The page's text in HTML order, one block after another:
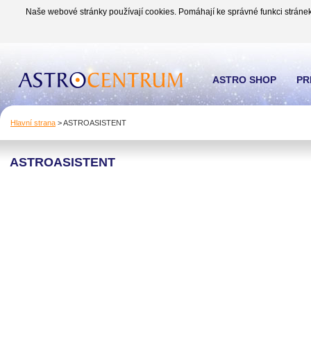
Naše webové stránky používají cookies. Pomáhají ke správné funkci
Hlavní strana >ASTROASISTENT
ASTROASISTENT
ASTRO SHOP